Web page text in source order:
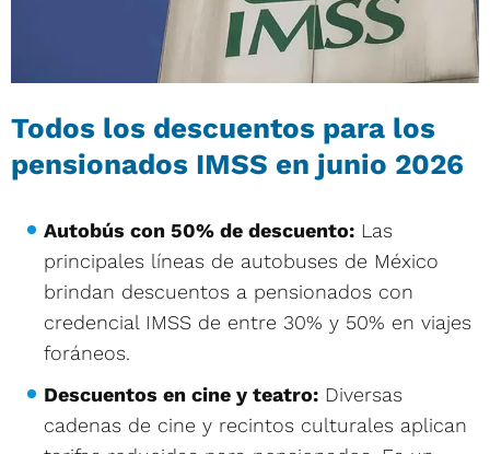
Todos los descuentos para los
pensionados IMSS en junio 2026
Autobús con 50% de descuento: Las
principales líneas de autobuses de México
brindan descuentos a pensionados con
credencial IMSS de entre 30% y 50% en viajes
foráneos.
Descuentos en cine y teatro: Diversas
cadenas de cine y recintos culturales aplican